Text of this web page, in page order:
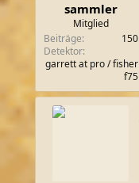
sammler
Mitglied
Beiträge
150
Detektor
garrett at pro / fisher
f75